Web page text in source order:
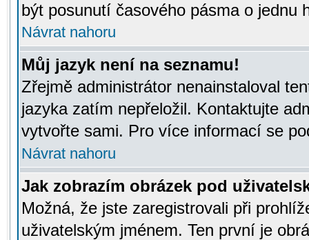
být posunutí časového pásma o jednu
Návrat nahoru
Můj jazyk není na seznamu!
Zřejmě administrátor nenainstaloval
jazyka zatím nepřeložil. Kontaktujte
vytvořte sami. Pro více informací se
Návrat nahoru
Jak zobrazím obrázek pod
Možná, že jste zaregistrovali při
uživatelským jménem. Ten první je